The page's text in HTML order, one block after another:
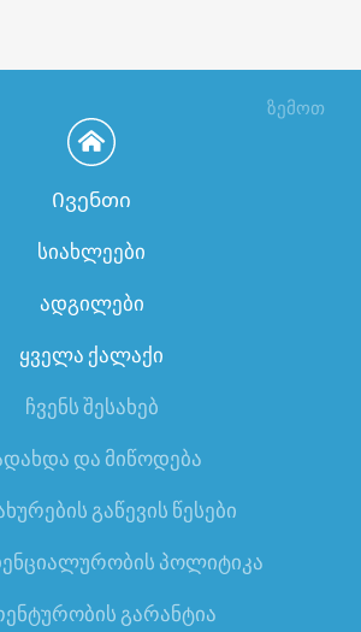
ზემოთ
Ივენთი
სიახლეები
ადგილები
ყველა ქალაქი
ჩვენს შესახებ
და მიწოდება
გაწევის წესები
პოლიტიკა
გარანტია